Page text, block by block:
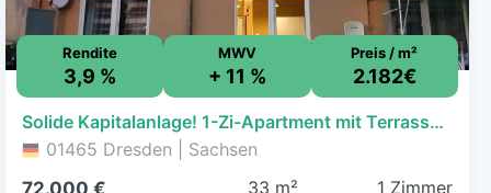
Rendite
3,9 %
MWV
+ 11 %
Preis / m²
2.182€
Solide Kapitalanlage! 1-Zi-Apartment mit Terrasse in DD-Langebrück!
01465 Dresden | Sachsen
72.000 €
33 m² 1 Zimmer